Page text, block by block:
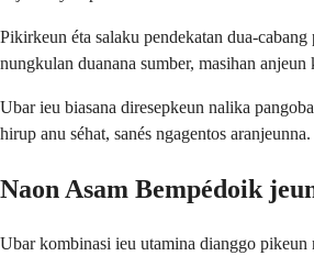
Pikirkeun éta salaku pendekatan dua-
nungkulan duanana sumber, masihan
Ubar ieu biasana diresepkeun nalika
hirup anu séhat, sanés ngagentos aranjeunna.
Naon Asam Bempédoik
Ubar kombinasi ieu utamina dianggo